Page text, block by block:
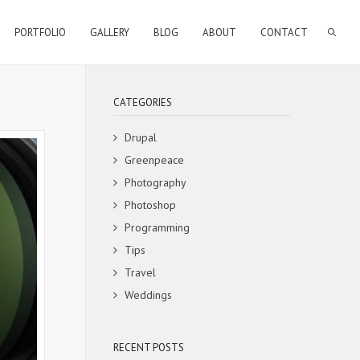
PORTFOLIO GALLERY BLOG ABOUT CONTACT
SEARCH FORM
CATEGORIES
Drupal
Greenpeace
Photography
Photoshop
Programming
Tips
Travel
Weddings
RECENT POSTS